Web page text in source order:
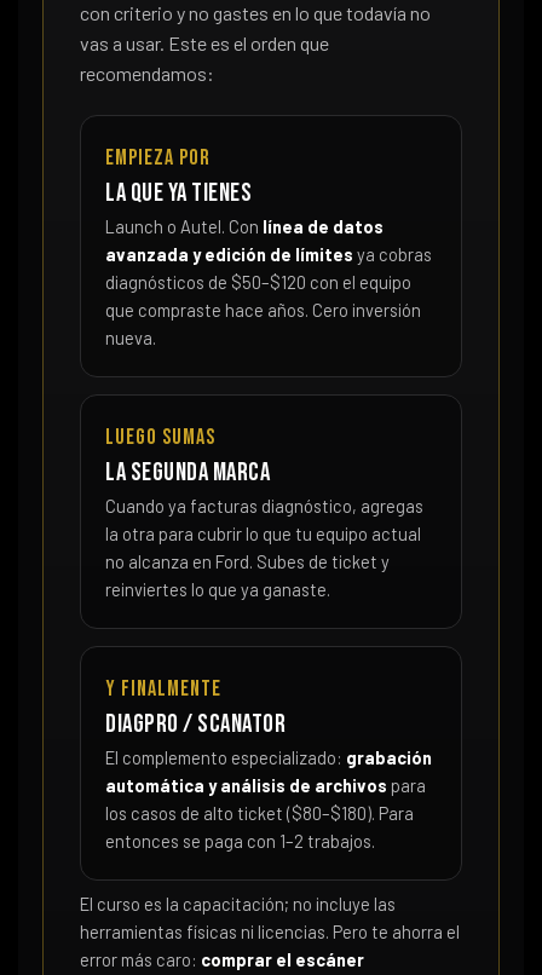
con criterio y no gastes en lo que todavía no
vas a usar. Este es el orden que
recomendamos:
Empieza por
La que ya tienes
Launch o Autel. Con línea de datos
avanzada y edición de límites ya cobras
diagnósticos de $50–$120 con el equipo
que compraste hace años. Cero inversión
nueva.
Luego sumas
La segunda marca
Cuando ya facturas diagnóstico, agregas
la otra para cubrir lo que tu equipo actual
no alcanza en Ford. Subes de ticket y
reinviertes lo que ya ganaste.
Y finalmente
DiagPro / Scanator
El complemento especializado: grabación
automática y análisis de archivos para
los casos de alto ticket ($80–$180). Para
entonces se paga con 1–2 trabajos.
El curso es la capacitación; no incluye las
herramientas físicas ni licencias. Pero te ahorra el
error más caro: comprar el escáner